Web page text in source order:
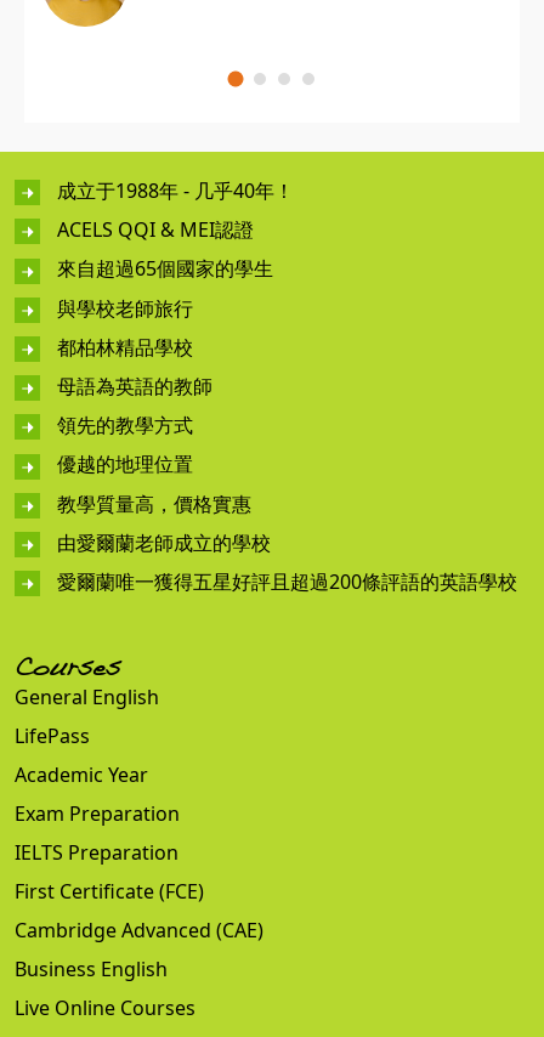
成立于1988年 - 几乎40年！
ACELS QQI & MEI認證
來自超過65個國家的學生
與學校老師旅行
都柏林精品學校
母語為英語的教師
領先的教學方式
優越的地理位置
教學質量高，價格實惠
由愛爾蘭老師成立的學校
愛爾蘭唯一獲得五星好評且超過200條評語的英語學校
Courses
General English
LifePass
Academic Year
Exam Preparation
IELTS Preparation
First Certificate (FCE)
Cambridge Advanced (CAE)
Business English
Live Online Courses